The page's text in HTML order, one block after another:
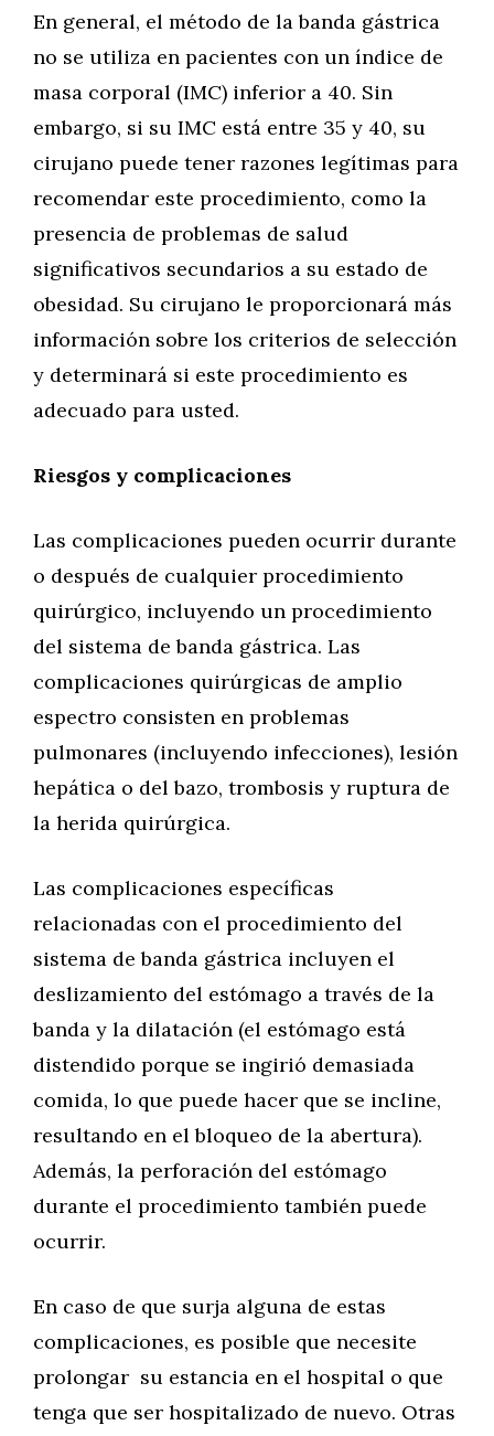
En general, el método de la banda gástrica
no se utiliza en pacientes con un índice de
masa corporal (IMC) inferior a 40. Sin
embargo, si su IMC está entre 35 y 40, su
cirujano puede tener razones legítimas para
recomendar este procedimiento, como la
presencia de problemas de salud
significativos secundarios a su estado de
obesidad. Su cirujano le proporcionará más
información sobre los criterios de selección
y determinará si este procedimiento es
adecuado para usted.
Riesgos y complicaciones
Las complicaciones pueden ocurrir durante
o después de cualquier procedimiento
quirúrgico, incluyendo un procedimiento
del sistema de banda gástrica. Las
complicaciones quirúrgicas de amplio
espectro consisten en problemas
pulmonares (incluyendo infecciones), lesión
hepática o del bazo, trombosis y ruptura de
la herida quirúrgica.
Las complicaciones específicas
relacionadas con el procedimiento del
sistema de banda gástrica incluyen el
deslizamiento del estómago a través de la
banda y la dilatación (el estómago está
distendido porque se ingirió demasiada
comida, lo que puede hacer que se incline,
resultando en el bloqueo de la abertura).
Además, la perforación del estómago
durante el procedimiento también puede
ocurrir.
En caso de que surja alguna de estas
complicaciones, es posible que necesite
prolongar su estancia en el hospital o que
tenga que ser hospitalizado de nuevo. Otras